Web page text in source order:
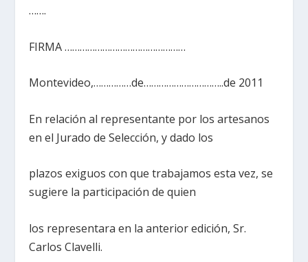
…….
FIRMA …………………………………………
Montevideo,……………de…………………………..de 2011
En relación al representante por los artesanos
en el Jurado de Selección, y dado los
plazos exiguos con que trabajamos esta vez, se
sugiere la participación de quien
los representara en la anterior edición, Sr.
Carlos Clavelli.